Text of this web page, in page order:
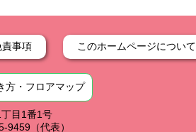
責事項 このホームページについて
方・フロアマップ
目1番1号
（代表）